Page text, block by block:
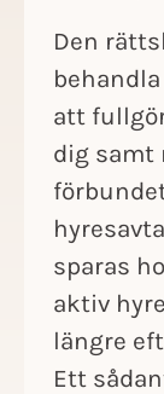
Den
att
dig samt
sparas
aktiv
längre
Ett